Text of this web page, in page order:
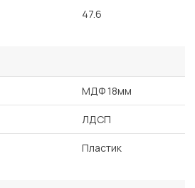
47.6
МДФ 18мм
ЛДСП
Пластик